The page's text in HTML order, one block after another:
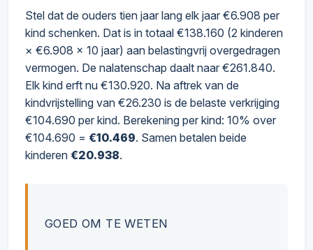
Stel dat de ouders tien jaar lang elk jaar €6.908 per
kind schenken. Dat is in totaal €138.160 (2 kinderen
× €6.908 × 10 jaar) aan belastingvrij overgedragen
vermogen. De nalatenschap daalt naar €261.840.
Elk kind erft nu €130.920. Na aftrek van de
kindvrijstelling van €26.230 is de belaste verkrijging
€104.690 per kind. Berekening per kind: 10% over
€104.690 = €10.469. Samen betalen beide
kinderen €20.938.
GOED OM TE WETEN